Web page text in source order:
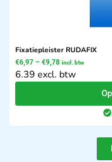
Fixatiepleister RUDAFIX
€6,97 – €9,78 incl. btw
6.39 excl. btw